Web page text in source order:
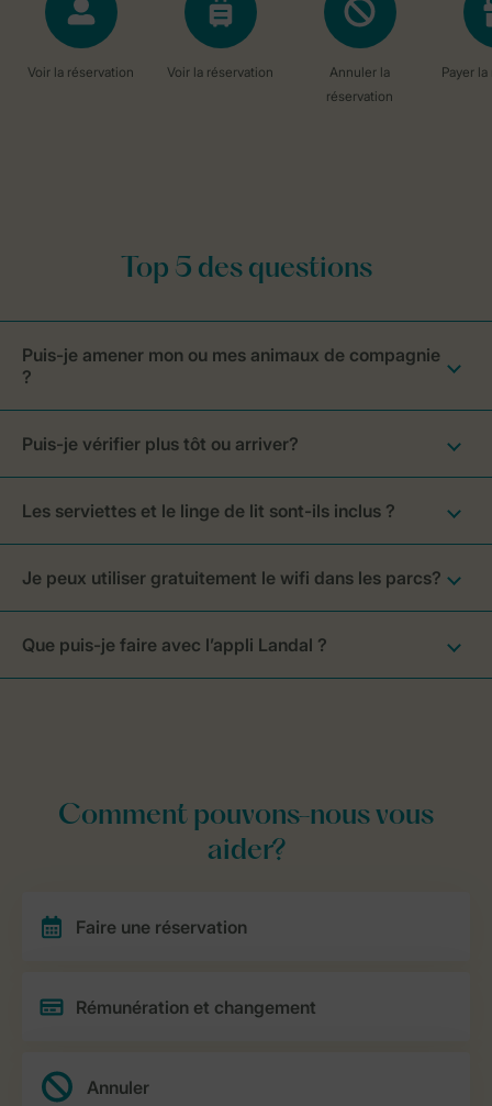
Puis-je amener mon ou mes animaux de compagnie
?
Puis-je vérifier plus tôt ou arriver?
Les serviettes et le linge de lit sont-ils inclus ?
Je peux utiliser gratuitement le wifi dans les parcs?
Que puis-je faire avec l’appli Landal ?